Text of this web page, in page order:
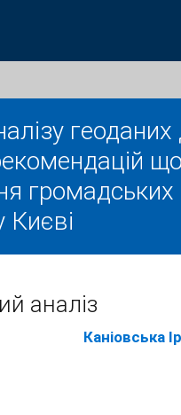
геоданих
громадських
Києві
аналіз
Каніовська